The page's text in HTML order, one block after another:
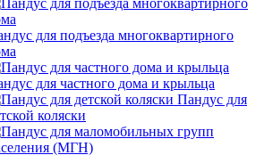
для подъезда многоквартирного
для частного дома и крыльца
Пандус для
коляски